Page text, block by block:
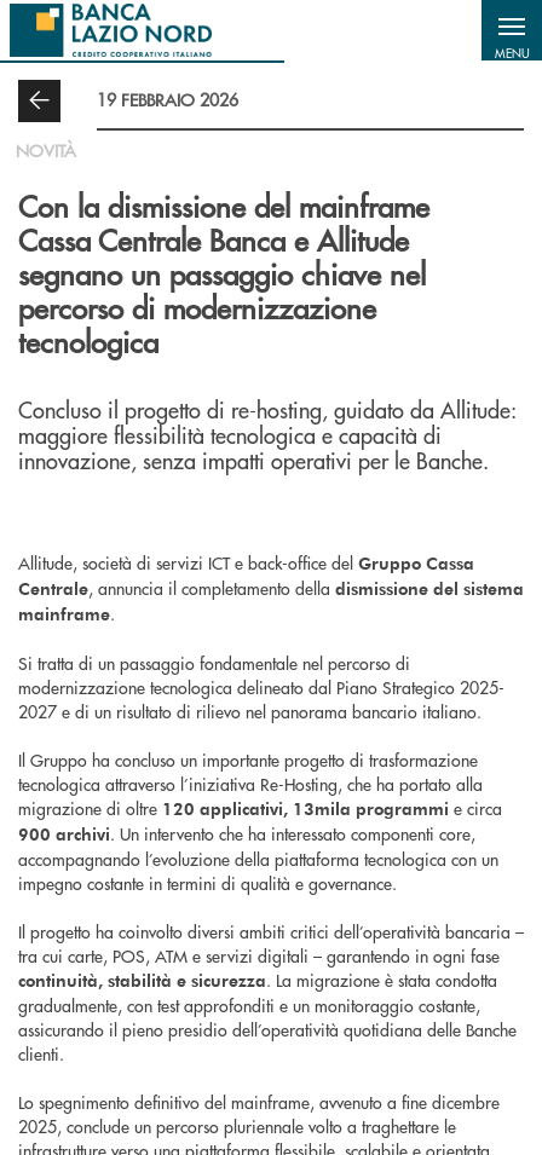
Salta al contenuto principale
MENU
19 FEBBRAIO 2026
NOVITÀ
Con la dismissione del mainframe
Cassa Centrale Banca e Allitude
segnano un passaggio chiave nel
percorso di modernizzazione
tecnologica
Concluso il progetto di re-hosting, guidato da Allitude:
maggiore flessibilità tecnologica e capacità di
innovazione, senza impatti operativi per le Banche.
Allitude, società di servizi ICT e back-office del Gruppo Cassa
Centrale, annuncia il completamento della dismissione del sistema
mainframe.
Si tratta di un passaggio fondamentale nel percorso di
modernizzazione tecnologica delineato dal Piano Strategico 2025-
2027 e di un risultato di rilievo nel panorama bancario italiano.
Il Gruppo ha concluso un importante progetto di trasformazione
tecnologica attraverso l’iniziativa Re-Hosting, che ha portato alla
migrazione di oltre 120 applicativi, 13mila programmi e circa
900 archivi. Un intervento che ha interessato componenti core,
accompagnando l’evoluzione della piattaforma tecnologica con un
impegno costante in termini di qualità e governance.
Il progetto ha coinvolto diversi ambiti critici dell’operatività bancaria –
tra cui carte, POS, ATM e servizi digitali – garantendo in ogni fase
continuità, stabilità e sicurezza. La migrazione è stata condotta
gradualmente, con test approfonditi e un monitoraggio costante,
assicurando il pieno presidio dell’operatività quotidiana delle Banche
clienti.
Lo spegnimento definitivo del mainframe, avvenuto a fine dicembre
2025, conclude un percorso pluriennale volto a traghettare le